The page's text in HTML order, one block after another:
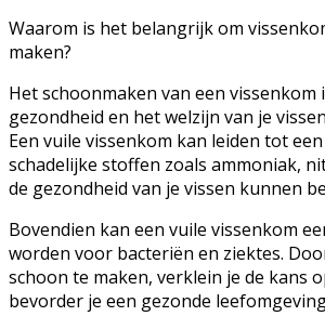
Waarom is het belangrijk om
maken?
Het schoonmaken van een vissenkom
gezondheid en het welzijn van je
Een vuile vissenkom kan leiden tot
schadelijke stoffen zoals ammoniak,
de gezondheid van je vissen kunnen
Bovendien kan een vuile vissenkom
worden voor bacteriën en ziektes.
schoon te maken, verklein je de kans
bevorder je een gezonde